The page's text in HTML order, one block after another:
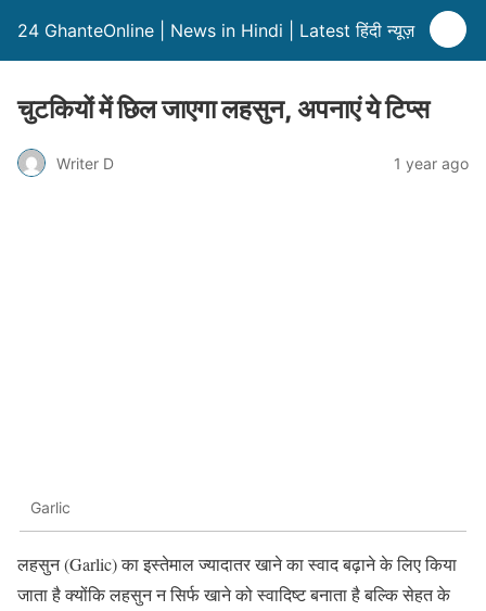
24 GhanteOnline | News in Hindi | Latest हिंदी न्यूज़
चुटकियों में छिल जाएगा लहसुन, अपनाएं ये टिप्स
Writer D 1 year ago
Garlic
लहसुन (Garlic) का इस्तेमाल ज्यादातर खाने का स्वाद बढ़ाने के लिए किया
जाता है क्योंकि लहसुन न सिर्फ खाने को स्वादिष्ट बनाता है बल्कि सेहत के